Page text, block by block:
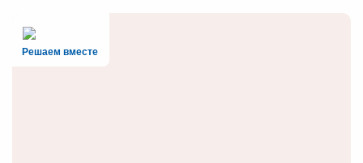
Решаем вместе